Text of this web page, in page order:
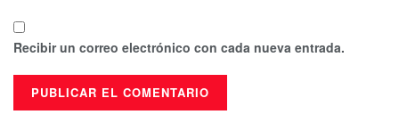
Recibir un correo electrónico con cada nueva entrada.